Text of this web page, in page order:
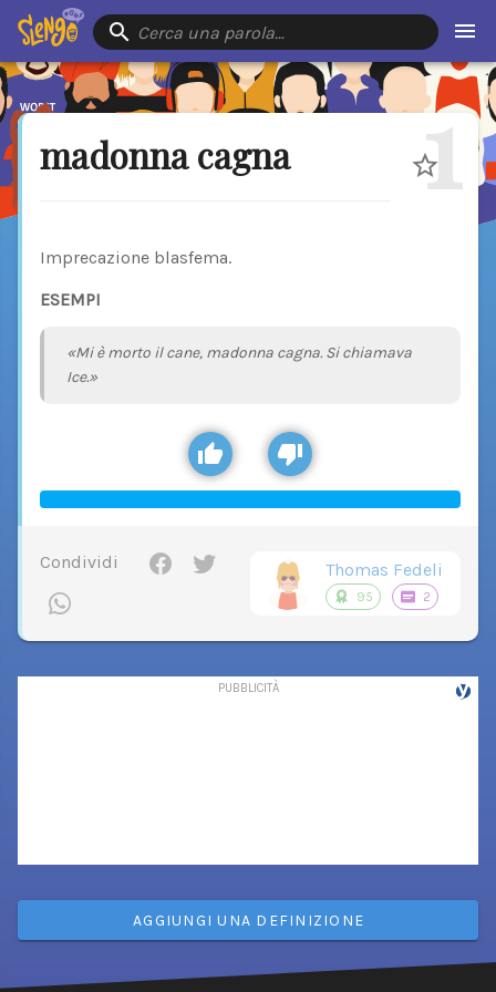
Cerca una parola…
madonna cagna 1
Imprecazione blasfema.
ESEMPI
«Mi è morto il cane, madonna cagna. Si chiamava
Ice.»
Condividi Thomas Fedeli
95 2
AGGIUNGI UNA DEFINIZIONE